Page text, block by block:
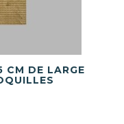
DE LARGE